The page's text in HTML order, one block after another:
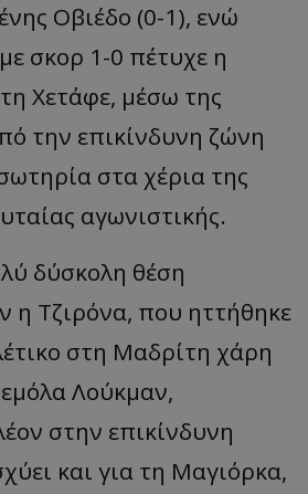
Οβιέδο (0-1), ενώ
σκορ 1-0 πέτυχε η
Χετάφε, μέσω της
την επικίνδυνη ζώνη
στα χέρια της
αγωνιστικής.
δύσκολη θέση
η Τζιρόνα, που ηττήθηκε
στη Μαδρίτη χάρη
Λούκμαν,
στην επικίνδυνη
και για τη Μαγιόρκα,